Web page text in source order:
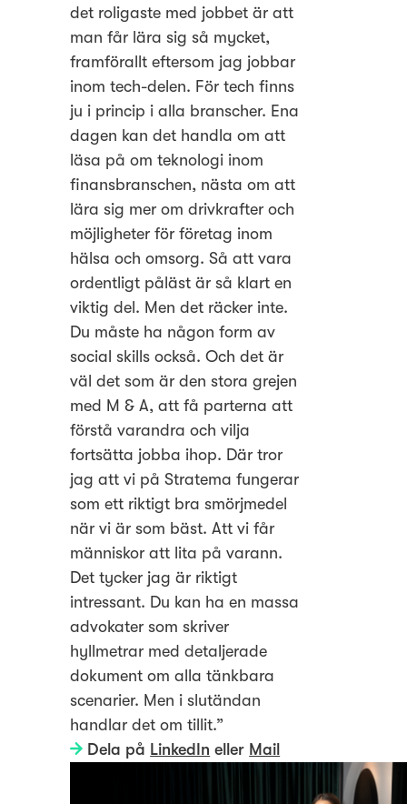
det roligaste med jobbet är att
man får lära sig så mycket,
framförallt eftersom jag jobbar
inom tech-delen. För tech finns
ju i princip i alla branscher. Ena
dagen kan det handla om att
läsa på om teknologi inom
finansbranschen, nästa om att
lära sig mer om drivkrafter och
möjligheter för företag inom
hälsa och omsorg. Så att vara
ordentligt påläst är så klart en
viktig del. Men det räcker inte.
Du måste ha någon form av
social skills också. Och det är
väl det som är den stora grejen
med M & A, att få parterna att
förstå varandra och vilja
fortsätta jobba ihop. Där tror
jag att vi på Stratema fungerar
som ett riktigt bra smörjmedel
när vi är som bäst. Att vi får
människor att lita på varann.
Det tycker jag är riktigt
intressant. Du kan ha en massa
advokater som skriver
hyllmetrar med detaljerade
dokument om alla tänkbara
scenarier. Men i slutändan
handlar det om tillit.”
Dela på LinkedIn eller Mail